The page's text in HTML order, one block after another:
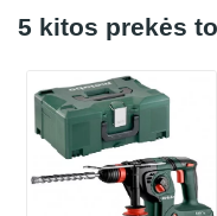
5 kitos prekės